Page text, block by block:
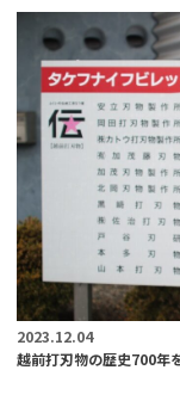
2023.12.04
越前打刃物の歴史700年